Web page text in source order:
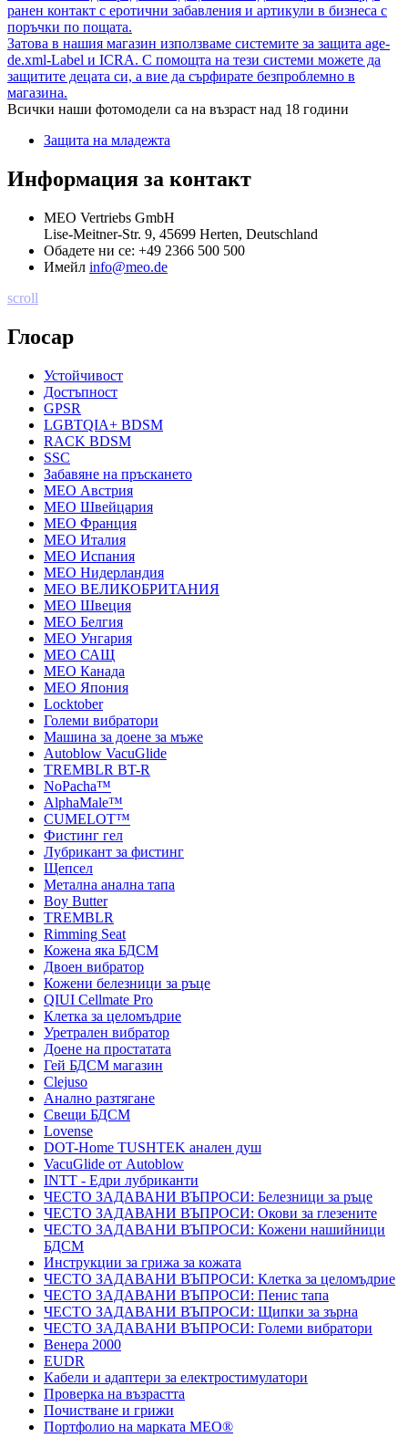
ранен контакт с еротични забавления и артикули в бизнеса с
поръчки по пощата.
Затова в нашия магазин използваме системите за защита age-
de.xml-Label и ICRA. С помощта на тези системи можете да
защитите децата си, а вие да сърфирате безпроблемно в
магазина.
Всички наши фотомодели са на възраст над 18 години
Защита на младежта
Информация за контакт
MEO Vertriebs GmbH
Lise-Meitner-Str. 9, 45699 Herten, Deutschland
Обадете ни се: +49 2366 500 500
Имейл info@meo.de
scroll
Глосар
Устойчивост
Достъпност
GPSR
LGBTQIA+ BDSM
RACK BDSM
SSC
Забавяне на пръскането
MEO Австрия
MEO Швейцария
MEO Франция
MEO Италия
MEO Испания
MEO Нидерландия
MEO ВЕЛИКОБРИТАНИЯ
MEO Швеция
MEO Белгия
MEO Унгария
MEO САЩ
MEO Канада
MEO Япония
Locktober
Големи вибратори
Машина за доене за мъже
Autoblow VacuGlide
TREMBLR BT-R
NoPacha™
AlphaMale™
CUMELOT™
Фистинг гел
Лубрикант за фистинг
Щепсел
Метална анална тапа
Boy Butter
TREMBLR
Rimming Seat
Кожена яка БДСМ
Двоен вибратор
Кожени белезници за ръце
QIUI Cellmate Pro
Клетка за целомъдрие
Уретрален вибратор
Доене на простатата
Гей БДСМ магазин
Clejuso
Анално разтягане
Свещи БДСМ
Lovense
DOT-Home TUSHTEK анален душ
VacuGlide от Autoblow
INTT - Едри лубриканти
ЧЕСТО ЗАДАВАНИ ВЪПРОСИ: Белезници за ръце
ЧЕСТО ЗАДАВАНИ ВЪПРОСИ: Окови за глезените
ЧЕСТО ЗАДАВАНИ ВЪПРОСИ: Кожени нашийници
БДСМ
Инструкции за грижа за кожата
ЧЕСТО ЗАДАВАНИ ВЪПРОСИ: Клетка за целомъдрие
ЧЕСТО ЗАДАВАНИ ВЪПРОСИ: Пенис тапа
ЧЕСТО ЗАДАВАНИ ВЪПРОСИ: Щипки за зърна
ЧЕСТО ЗАДАВАНИ ВЪПРОСИ: Големи вибратори
Венера 2000
EUDR
Кабели и адаптери за електростимулатори
Проверка на възрастта
Почистване и грижи
Портфолио на марката MEO®